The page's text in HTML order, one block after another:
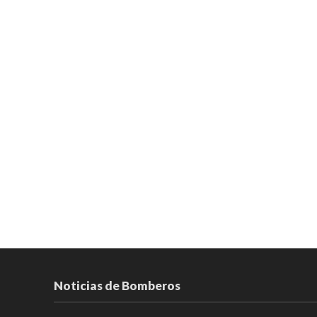
Noticias de Bomberos